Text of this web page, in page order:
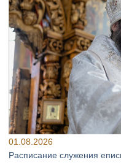
01.08.2026
Расписание служения